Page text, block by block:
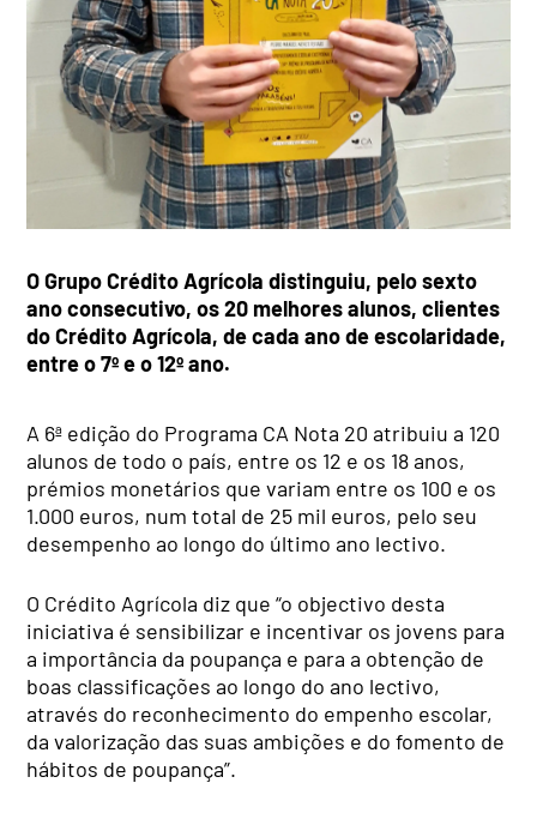
O Grupo Crédito Agrícola distinguiu, pelo sexto
ano consecutivo, os 20 melhores alunos, clientes
do Crédito Agrícola, de cada ano de escolaridade,
entre o 7º e o 12º ano.
A 6ª edição do Programa CA Nota 20 atribuiu a 120
alunos de todo o país, entre os 12 e os 18 anos,
prémios monetários que variam entre os 100 e os
1.000 euros, num total de 25 mil euros, pelo seu
desempenho ao longo do último ano lectivo.
O Crédito Agrícola diz que “o objectivo desta
iniciativa é sensibilizar e incentivar os jovens para
a importância da poupança e para a obtenção de
boas classificações ao longo do ano lectivo,
através do reconhecimento do empenho escolar,
da valorização das suas ambições e do fomento de
hábitos de poupança”.